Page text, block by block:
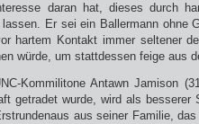
daran hat, dieses durch
Er sei ein Ballermann ohne
hartem Kontakt immer seltener
würde, um stattdessen feige aus
Kommilitone Antawn Jamison
getradet wurde, wird als besserer
aus seiner Familie,